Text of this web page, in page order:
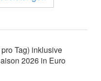
Tag) inklusive
2026 in Euro